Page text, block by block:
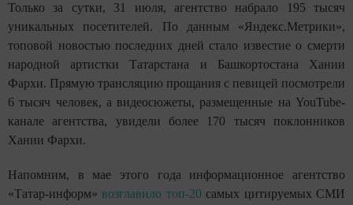
Только за сутки, 31 июля, агентство набрало 195 тысяч
уникальных посетителей. По данным «Яндекс.Метрики»,
топовой новостью последних дней стало известие о смерти
народной артистки Татарстана и Башкортостана Хании
Фархи. Прямую трансляцию прощания с певицей посмотрели
6 тысяч человек, а видеосюжеты, размещенные на YouTube-
канале агентства, увидели более 170 тысяч поклонников
Хании Фархи.
Напомним, в мае этого года информационное агентство
«Татар-информ» возглавило топ-20 самых цитируемых СМИ